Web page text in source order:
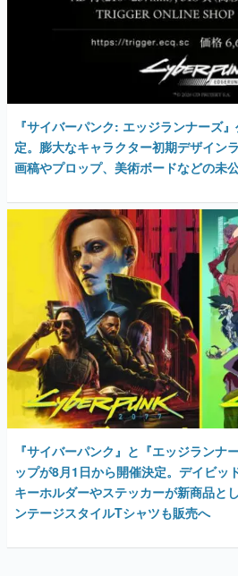
『サイバーパンク: エッジランナーズ
定。膨大なキャラクター初期デザイン
画稿やプロップ、美術ボードなどの未
『サイバーパンク』と『エッジランナ
ップが8月1日から開催決定。デイビッ
キーホルダーやステッカーが新商品と
ンテージスタイルTシャツも販売へ